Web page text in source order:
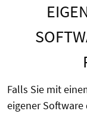
Falls Sie mit
eigener